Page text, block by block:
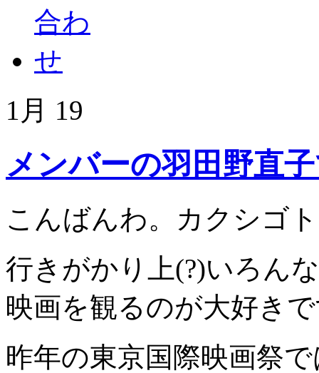
1月 19
メンバーの羽田野直
こんばんわ。カクシゴ
行きがかり上(?)いろん
映画を観るのが大好き
昨年の東京国際映画祭